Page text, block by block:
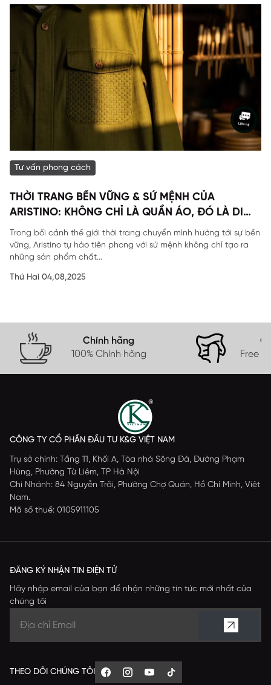
Tư vấn phong cách
THỜI TRANG BỀN VỮNG & SỨ MỆNH CỦA
ARISTINO: KHÔNG CHỈ LÀ QUẦN ÁO, ĐÓ LÀ DI
SẢN
Trong bối cảnh thế giới thời trang chuyển mình hướng tới sự bền
vững, Aristino tự hào tiên phong với sứ mệnh không chỉ tạo ra
những sản phẩm chất...
Thứ Hai 04,08,2025
Chính hãng
100% Chính hãng
Free
CÔNG TY CỔ PHẦN ĐẦU TƯ K&G VIỆT NAM
Trụ sở chính: Tầng 11, Khối A, Tòa nhà Sông Đà, Đường Phạm
Hùng, Phường Từ Liêm, TP Hà Nội
Chi Nhánh: 84 Nguyễn Trãi, Phường Chợ Quán, Hồ Chí Minh, Việt
Nam.
Mã số thuế: 0105911105
ĐĂNG KÝ NHẬN TIN ĐIỆN TỬ
Hãy nhập email của bạn để nhận những tin tức mới nhất của
chúng tôi
THEO DÕI CHÚNG TÔI